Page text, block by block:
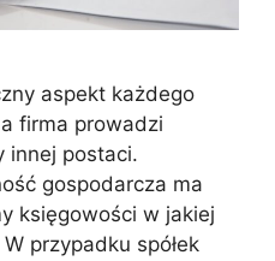
aspekt każdego
firma prowadzi
innej postaci.
gospodarcza ma
księgowości w jakiej
przypadku spółek